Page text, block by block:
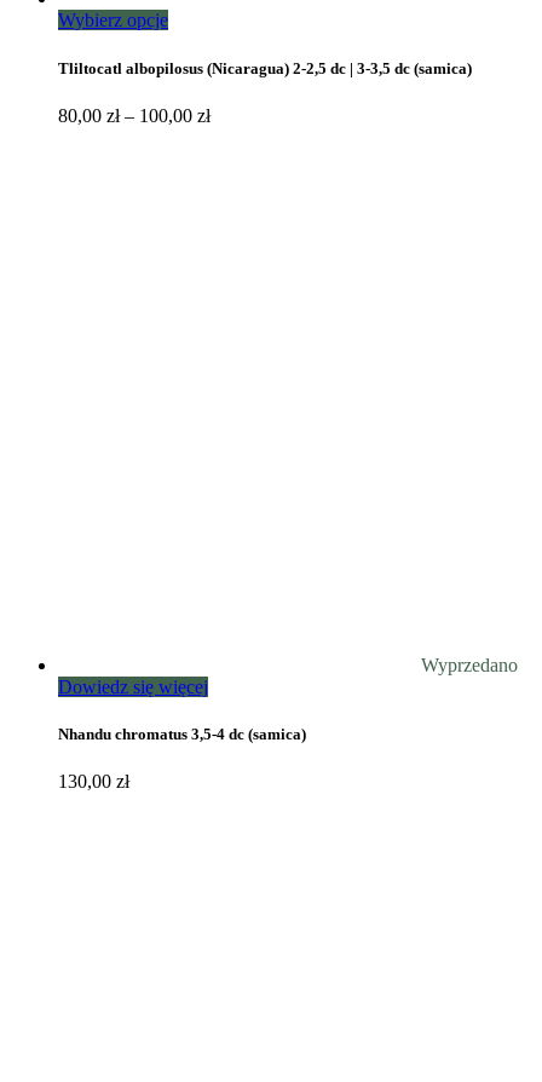
Wybierz opcjeTen
ma
wariantów.
Opcje
Tliltocatl albopilosus (Nicaragua) 2-2,5 dc | 3-3,5 dc (samica)
80,00 zł – 100,00 złZakres
Wyprzedano
Dowiedz się więcej
Nhandu chromatus 3,5-4 dc (samica)
130,00 zł